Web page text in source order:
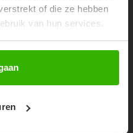
of die ze hebben
van hun services.